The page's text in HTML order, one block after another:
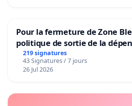
Pour la fermeture de Zone
politique de sortie de la
219 signatures
43 Signatures / 7 jours
26 Jul 2026